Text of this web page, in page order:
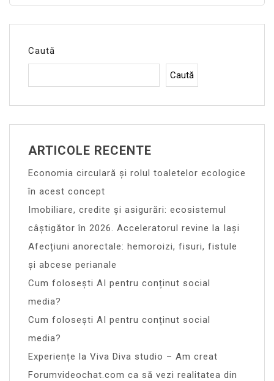
Caută
Caută
ARTICOLE RECENTE
Economia circulară și rolul toaletelor ecologice
în acest concept
Imobiliare, credite și asigurări: ecosistemul
câștigător în 2026. Acceleratorul revine la Iași
Afecțiuni anorectale: hemoroizi, fisuri, fistule
și abcese perianale
Cum folosești AI pentru conținut social
media?
Cum folosești AI pentru conținut social
media?
Experiențe la Viva Diva studio – Am creat
Forumvideochat.com ca să vezi realitatea din